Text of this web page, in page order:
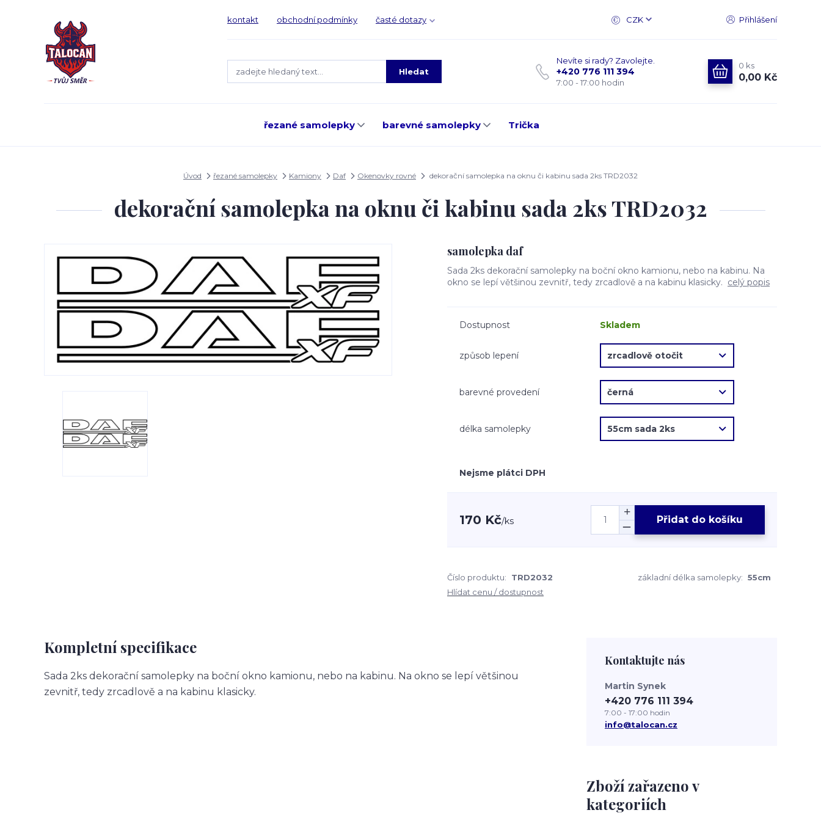
kontakt obchodní podmínky časté dotazy CZK Přihlášení
Hledat
Nevíte si rady? Zavolejte.
+420 776 111 394
7:00 - 17:00 hodin
0 ks
0,00 Kč
řezané samolepky barevné samolepky Trička
Úvod řezané samolepky Kamiony Daf Okenovky rovné dekorační samolepka na oknu či kabinu sada 2ks TRD2032
dekorační samolepka na oknu či kabinu sada 2ks TRD2032
samolepka daf
Sada 2ks dekorační samolepky na boční okno kamionu, nebo na kabinu. Na
okno se lepí většinou zevnitř, tedy zrcadlově a na kabinu klasicky. celý popis
Dostupnost Skladem
způsob lepení
barevné provedení
délka samolepky
Nejsme plátci DPH
170 Kč/ks Přidat do košíku
Číslo produktu: TRD2032 základní délka samolepky: 55cm
Hlídat cenu / dostupnost
Kompletní specifikace
Sada 2ks dekorační samolepky na boční okno kamionu, nebo na kabinu. Na okno se lepí většinou
zevnitř, tedy zrcadlově a na kabinu klasicky.
Zboží zařazeno v
kategoriích
Kontaktujte nás
Martin Synek
+420 776 111 394
7:00 - 17:00 hodin
info@talocan.cz